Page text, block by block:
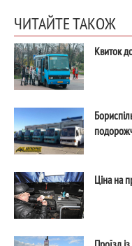
ЧИТАЙТЕ ТАКОЖ
Квиток
Ціна на